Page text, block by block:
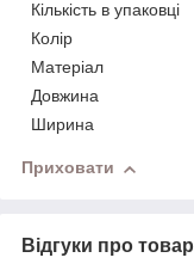
Кількість в упаковці
Колір
Матеріал
Довжина
Ширина
Приховати
Відгуки про товар